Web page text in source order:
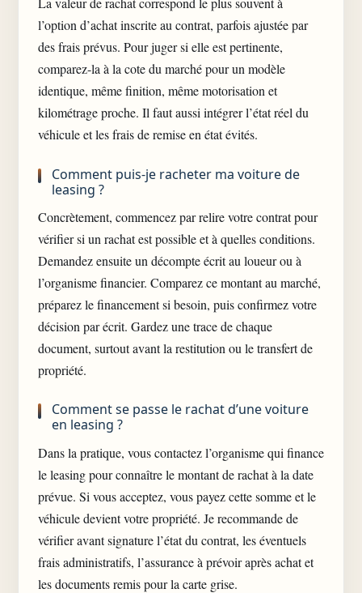
l’option d’achat inscrite au contrat, parfois ajustée par
des frais prévus. Pour juger si elle est pertinente,
comparez-la à la cote du marché pour un modèle
identique, même finition, même motorisation et
kilométrage proche. Il faut aussi intégrer l’état réel du
véhicule et les frais de remise en état évités.
Comment puis-je racheter ma voiture de
leasing ?
Concrètement, commencez par relire votre contrat pour
vérifier si un rachat est possible et à quelles conditions.
Demandez ensuite un décompte écrit au loueur ou à
l’organisme financier. Comparez ce montant au marché,
préparez le financement si besoin, puis confirmez votre
décision par écrit. Gardez une trace de chaque
document, surtout avant la restitution ou le transfert de
propriété.
Comment se passe le rachat d’une voiture
en leasing ?
Dans la pratique, vous contactez l’organisme qui finance
le leasing pour connaître le montant de rachat à la date
prévue. Si vous acceptez, vous payez cette somme et le
véhicule devient votre propriété. Je recommande de
vérifier avant signature l’état du contrat, les éventuels
frais administratifs, l’assurance à prévoir après achat et
les documents remis pour la carte grise.